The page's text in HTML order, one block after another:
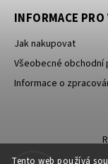
Tento web používá
INFORMACE PRO
Jak nakupovat
Všeobecné obchodní
Informace o